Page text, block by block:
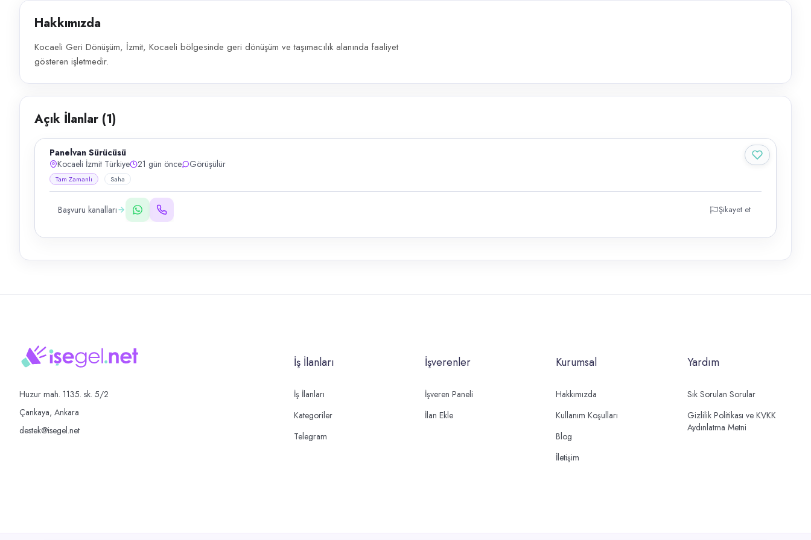
Hakkımızda
Kocaeli Geri Dönüşüm, İzmit, Kocaeli bölgesinde geri dönüşüm ve taşımacılık alanında faaliyet
gösteren işletmedir.
Açık İlanlar (1)
Panelvan Sürücüsü
Kocaeli İzmit Türkiye
21 gün önce Görüşülür
Tam Zamanlı Saha
Başvuru kanalları Şikayet et
Huzur mah. 1135. sk. 5/2
Çankaya, Ankara
destek@isegel.net
İş İlanları
İş İlanları
Kategoriler
Telegram
İşverenler
İşveren Paneli
İlan Ekle
Kurumsal
Hakkımızda
Kullanım Koşulları
Blog
İletişim
Yardım
Sık Sorulan Sorular
Gizlilik Politikası ve KVKK
Aydınlatma Metni